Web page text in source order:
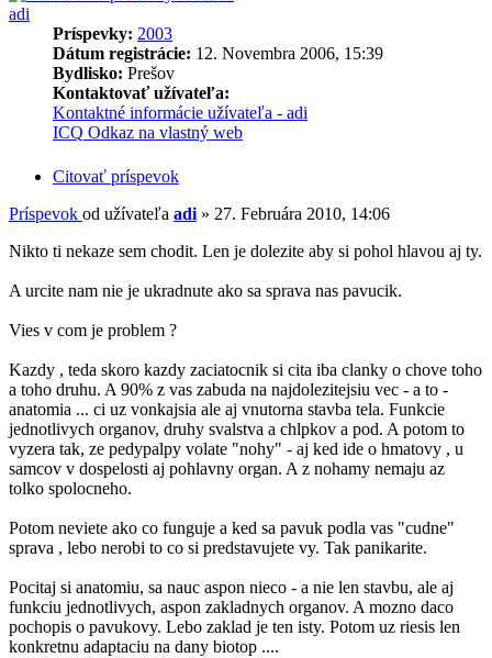
adi
Príspevky: 2003
Dátum registrácie: 12. Novembra 2006, 15:39
Bydlisko: Prešov
Kontaktovať užívateľa:
Kontaktné informácie užívateľa - adi
ICQ Odkaz na vlastný web
Citovať príspevok
Príspevok od užívateľa adi » 27. Februára 2010, 14:06
Nikto ti nekaze sem chodit. Len je dolezite aby si pohol hlavou aj ty.
A urcite nam nie je ukradnute ako sa sprava nas pavucik.
Vies v com je problem ?
Kazdy , teda skoro kazdy zaciatocnik si cita iba clanky o chove toho
a toho druhu. A 90% z vas zabuda na najdolezitejsiu vec - a to -
anatomia ... ci uz vonkajsia ale aj vnutorna stavba tela. Funkcie
jednotlivych organov, druhy svalstva a chlpkov a pod. A potom to
vyzera tak, ze pedypalpy volate "nohy" - aj ked ide o hmatovy , u
samcov v dospelosti aj pohlavny organ. A z nohamy nemaju az
tolko spolocneho.
Potom neviete ako co funguje a ked sa pavuk podla vas "cudne"
sprava , lebo nerobi to co si predstavujete vy. Tak panikarite.
Pocitaj si anatomiu, sa nauc aspon nieco - a nie len stavbu, ale aj
funkciu jednotlivych, aspon zakladnych organov. A mozno daco
pochopis o pavukovy. Lebo zaklad je ten isty. Potom uz riesis len
konkretnu adaptaciu na dany biotop ....